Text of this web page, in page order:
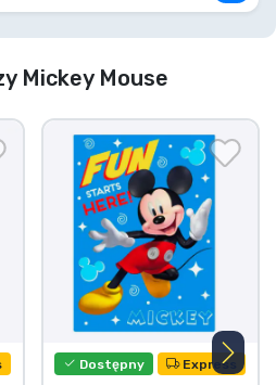
Mickey Mouse
Dostępny Express